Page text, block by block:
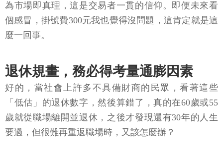
為市場即真理，這是交易者一貫的信仰。即便未來看
個感冒，掛號費300元我也覺得沒問題，這肯定就是這
麼一回事。
退休規畫，務必得考量通膨因素
好的，當社會上許多不具備財商的民眾，看著這些
「低估」的退休數字，然後算錯了，真的在60歲或55
歲就從職場離開並退休，之後才發現還有30年的人生
要過，但很難再重返職場時，又該怎麼辦？